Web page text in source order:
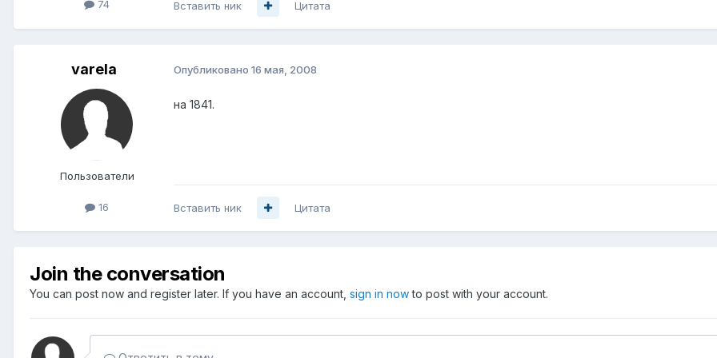
74 Вставить ник Цитата
varela
Пользователи
16
Опубликовано 16 мая, 2008
на 1841.
Вставить ник Цитата
Join the conversation
You can post now and register later. If you have an account, sign in nowto post with your account.